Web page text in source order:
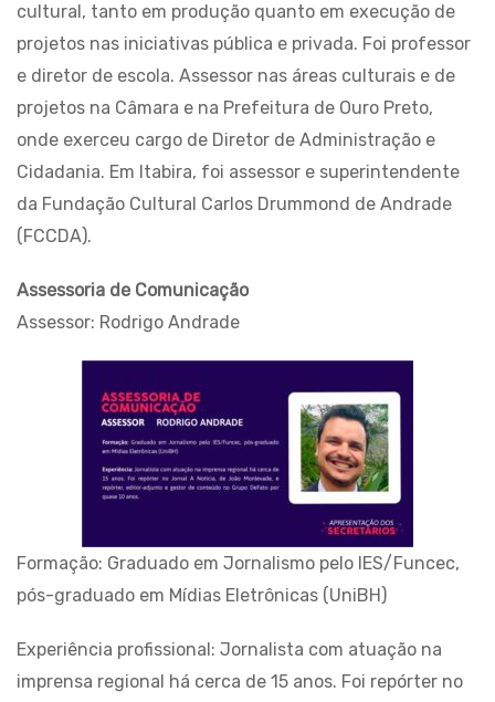
cultural, tanto em produção quanto em execução de
projetos nas iniciativas pública e privada. Foi professor
e diretor de escola. Assessor nas áreas culturais e de
projetos na Câmara e na Prefeitura de Ouro Preto,
onde exerceu cargo de Diretor de Administração e
Cidadania. Em Itabira, foi assessor e superintendente
da Fundação Cultural Carlos Drummond de Andrade
(FCCDA).
Assessoria de Comunicação
Assessor: Rodrigo Andrade
Formação: Graduado em Jornalismo pelo IES/Funcec,
pós-graduado em Mídias Eletrônicas (UniBH)
Experiência profissional: Jornalista com atuação na
imprensa regional há cerca de 15 anos. Foi repórter no